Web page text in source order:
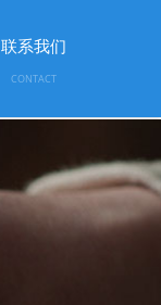
联系我们
CONTACT